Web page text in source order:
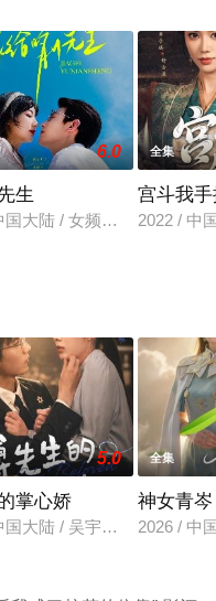
6.0
生
国大陆 / 女频恋爱
全集
宫斗我
2022 / 中
5.0
掌心娇
国大陆 / 吴宇航＆郑千亦
全集
神女青岑
2026 / 中